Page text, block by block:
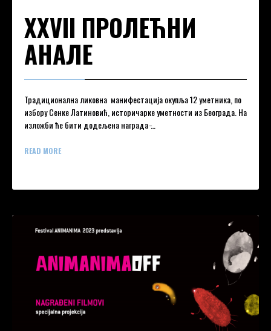
XXVII ПРОЛЕЋНИ
АНАЛЕ
Традиционална ликовна манифестација окупља 12 уметника, по
избору Сенке Латиновић, историчарке уметности из Београда. На
изложби ће бити додељена награда ̵…
READ MORE